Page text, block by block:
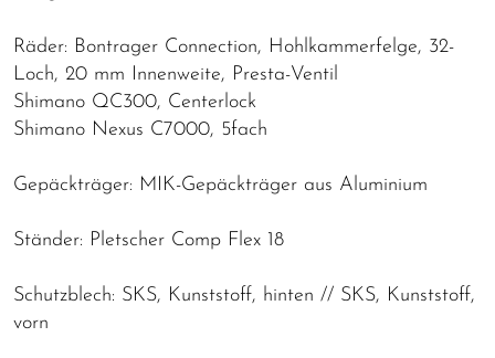
Räder: Bontrager Connection, Hohlkammerfelge, 32-
Loch, 20 mm Innenweite, Presta-Ventil
Shimano QC300, Centerlock
Shimano Nexus C7000, 5fach
Gepäckträger: MIK-Gepäckträger aus Aluminium
Ständer: Pletscher Comp Flex 18
Schutzblech: SKS, Kunststoff, hinten // SKS, Kunststoff,
vorn